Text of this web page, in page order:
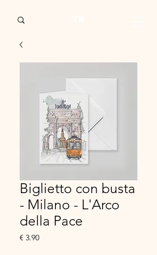
Biglietto con busta
- Milano - L'Arco
della Pace
€ 3.90Prezzo